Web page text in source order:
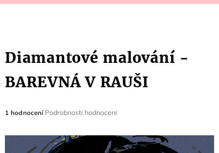
Diamantové malování -
BAREVNÁ V RAUŠI
Průměrné
je
1 hodnocení Podrobnosti hodnocení